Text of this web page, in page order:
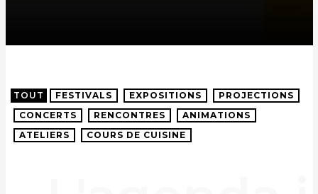
TOUT FESTIVALS EXPOSITIONS
PROJECTIONS
CONCERTS
RENCONTRES
ANIMATIONS
ATELIERS
COURS DE CUISINE